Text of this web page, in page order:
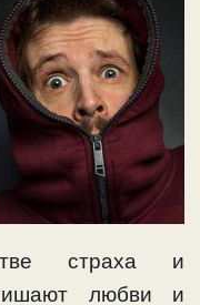
страха и
любви и